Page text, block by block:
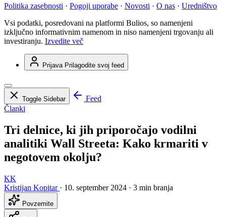
Politika zasebnosti · Pogoji uporabe · Novosti · O nas · Uredništvo
Vsi podatki, posredovani na platformi Bulios, so namenjeni
izključno informativnim namenom in niso namenjeni trgovanju ali
investiranju. Izvedite več
Prijava Prilagodite svoj feed
Toggle Sidebar
Feed
Članki
Tri delnice, ki jih priporočajo vodilni
analitiki Wall Streeta: Kako krmariti v
negotovem okolju?
KK
Kristijan Kopitar · 10. september 2024 · 3 min branja
Povzemite